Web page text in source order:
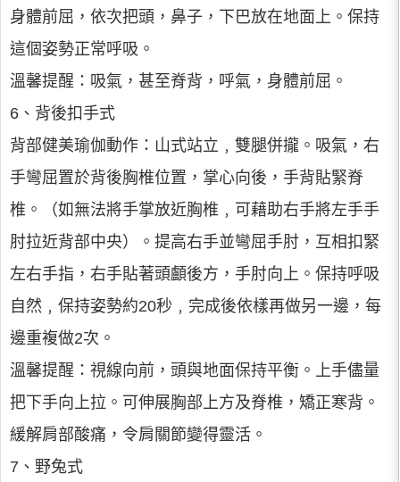
身體前屈，依次把頭，鼻子，下巴放在地面上。保持
這個姿勢正常呼吸。
溫馨提醒：吸氣，甚至脊背，呼氣，身體前屈。
6、背後扣手式
背部健美瑜伽動作：山式站立﹐雙腿併攏。吸氣，右
手彎屈置於背後胸椎位置，掌心向後，手背貼緊脊
椎。（如無法將手掌放近胸椎﹐可藉助右手將左手手
肘拉近背部中央）。提高右手並彎屈手肘，互相扣緊
左右手指，右手貼著頭顱後方，手肘向上。保持呼吸
自然﹐保持姿勢約20秒﹐完成後依樣再做另一邊，每
邊重複做2次。
溫馨提醒：視線向前，頭與地面保持平衡。上手儘量
把下手向上拉。可伸展胸部上方及脊椎，矯正寒背。
緩解肩部酸痛，令肩關節變得靈活。
7、野兔式